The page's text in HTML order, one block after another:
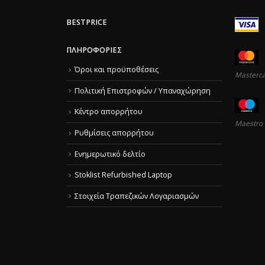
BESTPRICE
ΠΛΗΡΟΦΟΡΊΕΣ
Όροι και προϋποθέσεις
Πολιτική Επιστροφών / Υπαναχώρηση
Κέντρο απορρήτου
Ρυθμίσεις απορρήτου
Ενημερωτικό δελτίο
Stoklist Refurbished Laptop
Στοιχεία Τραπεζικών Λογαριασμών
Maestro